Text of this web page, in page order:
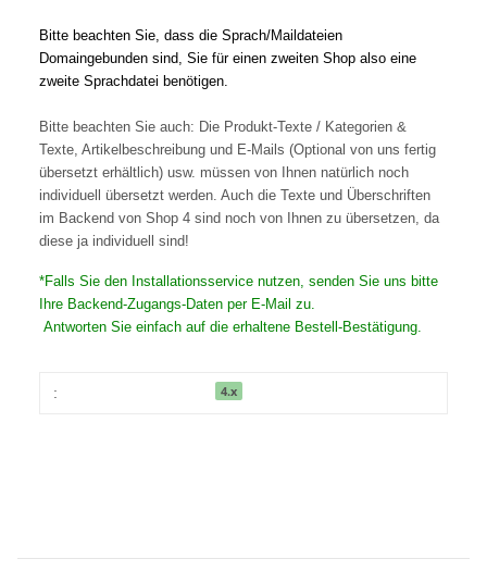
Bitte beachten Sie, dass die Sprach/Maildateien
Domaingebunden sind, Sie für einen zweiten Shop also eine
zweite Sprachdatei benötigen.
Bitte beachten Sie auch: Die Produkt-Texte / Kategorien &
Texte, Artikelbeschreibung und E-Mails (Optional von uns fertig
übersetzt erhältlich) usw. müssen von Ihnen natürlich noch
individuell übersetzt werden. Auch die Texte und Überschriften
im Backend von Shop 4 sind noch von Ihnen zu übersetzen, da
diese ja individuell sind!
*Falls Sie den Installationsservice nutzen, senden Sie uns bitte
Ihre Backend-Zugangs-Daten per E-Mail zu.
Antworten Sie einfach auf die erhaltene Bestell-Bestätigung.
: 4.x